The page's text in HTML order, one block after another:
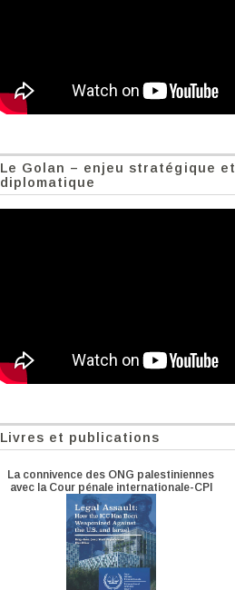
Le Golan – enjeu stratégique et
diplomatique
Livres et publications
La connivence des ONG palestiniennes
avec la Cour pénale internationale-CPI